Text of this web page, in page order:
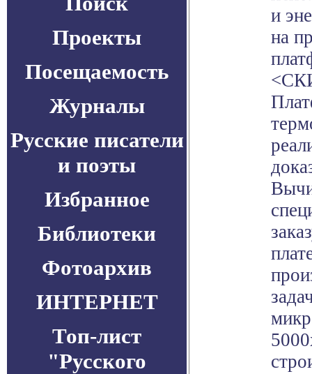
Проекты
Посещаемость
Журналы
Русские писатели
и поэты
Избранное
Библиотеки
Фотоархив
ИНТЕРНЕТ
Топ-лист
"Русского
и
на